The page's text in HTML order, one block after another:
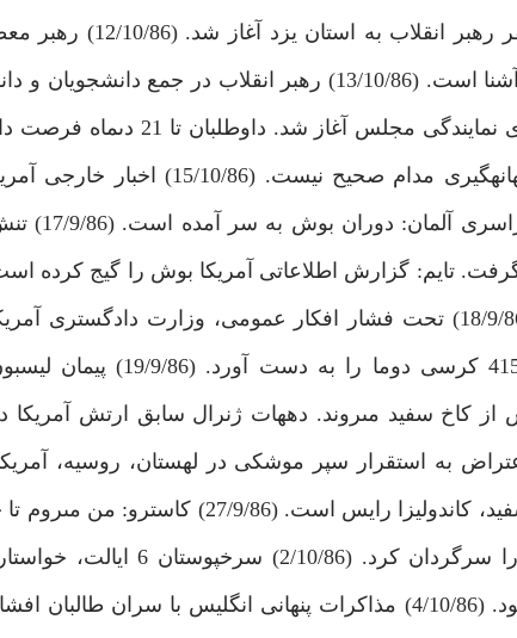
كاركنان دولت حذف شد.
مردم، انتخاب نامزدهاى درد آشنا است. (13/10/86) رهبر
ايران است. ثبت نام نامزدهاى
را بايد دلسوزانه تذكر داد،
“دويچه
گرفت. تايم: گزارش اطلاعاتى آمريكا بوش را گيج
18 ماه زندان محكوم شد. (18/9/86) تحت فشار افكار عمومى، وزارت
حزب پوتين 315 كرسى از 415
بوش از كاخ سفيد مى‏روند. دههات ژنرال سابق ارتش